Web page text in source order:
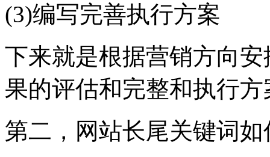
(3)编写完善执行方案
下来就是根据营销方向
果的评估和完整和执行方
第二，网站长尾关键词